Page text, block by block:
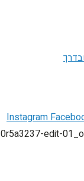
Instagram
0r5a3237-edit-